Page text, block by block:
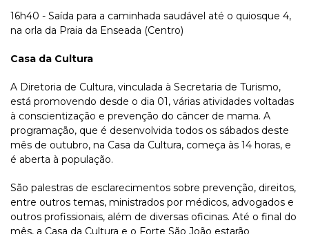
16h40 - Saída para a caminhada saudável até o quiosque 4,
na orla da Praia da Enseada (Centro)
Casa da Cultura
A Diretoria de Cultura, vinculada à Secretaria de Turismo,
está promovendo desde o dia 01, várias atividades voltadas
à conscientização e prevenção do câncer de mama. A
programação, que é desenvolvida todos os sábados deste
mês de outubro, na Casa da Cultura, começa às 14 horas, e
é aberta à população.
São palestras de esclarecimentos sobre prevenção, direitos,
entre outros temas, ministrados por médicos, advogados e
outros profissionais, além de diversas oficinas. Até o final do
mês, a Casa da Cultura e o Forte São João estarão